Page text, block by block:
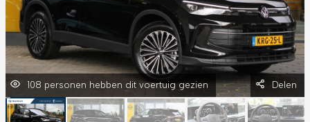
108 personen hebben dit voertuig gezien Delen